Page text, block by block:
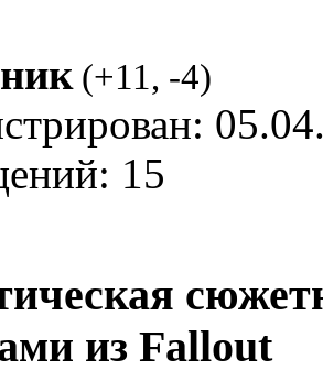
(+11, -4)
15
из Fallout